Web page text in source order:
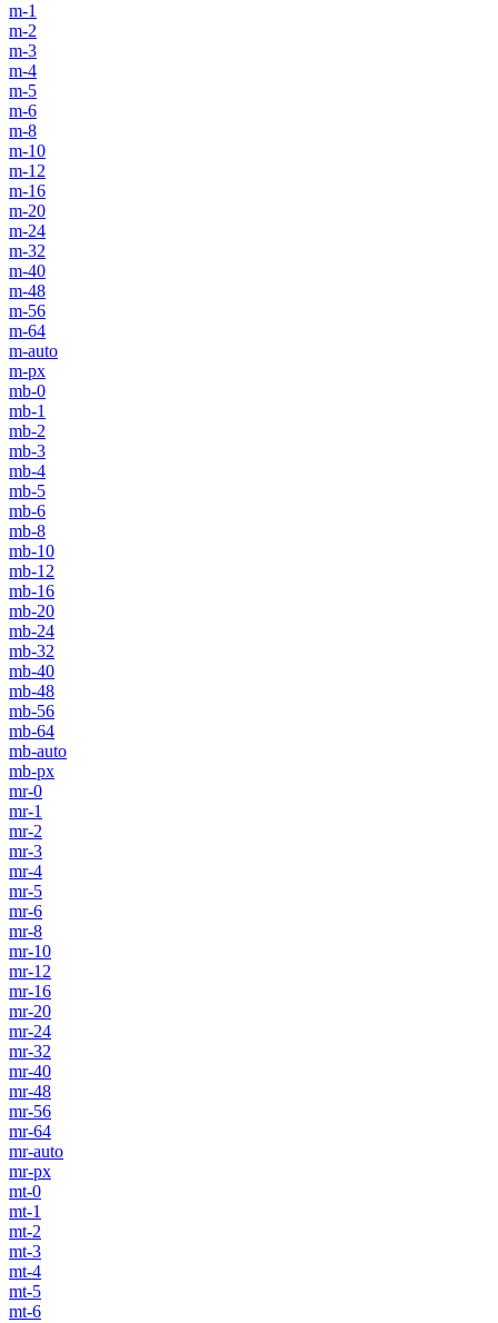
m-1
m-2
m-3
m-4
m-5
m-6
m-8
m-10
m-12
m-16
m-20
m-24
m-32
m-40
m-48
m-56
m-64
m-auto
m-px
mb-0
mb-1
mb-2
mb-3
mb-4
mb-5
mb-6
mb-8
mb-10
mb-12
mb-16
mb-20
mb-24
mb-32
mb-40
mb-48
mb-56
mb-64
mb-auto
mb-px
mr-0
mr-1
mr-2
mr-3
mr-4
mr-5
mr-6
mr-8
mr-10
mr-12
mr-16
mr-20
mr-24
mr-32
mr-40
mr-48
mr-56
mr-64
mr-auto
mr-px
mt-0
mt-1
mt-2
mt-3
mt-4
mt-5
mt-6